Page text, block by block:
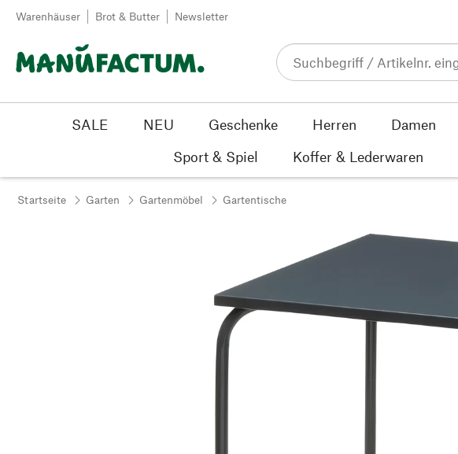
Zum Inhalt springen
Warenhäuser Brot & Butter Newsletter
SALE NEU Geschenke Herren Damen
Sport & Spiel
Koffer & Lederwaren
Startseite Garten Gartenmöbel Gartentische